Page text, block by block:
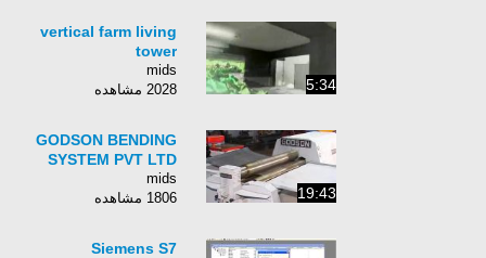
5:34
vertical farm living
tower
mids
2028 مشاهده
19:43
GODSON BENDING
SYSTEM PVT LTD
mids
1806 مشاهده
Siemens S7